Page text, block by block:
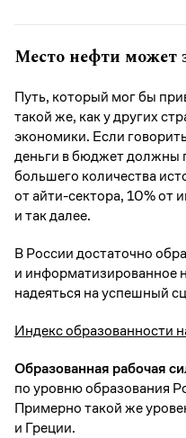
Место нефти может
Путь, который мог бы
такой же, как у других
экономики. Если
деньги в бюджет должны
большего количества
от айти-сектора, 10% от
и так далее.
В России достаточно
и информатизированное
надеяться на успешный
Индекс образованности
Образованная рабочая
по уровню образования
Примерно такой же
и Греции.